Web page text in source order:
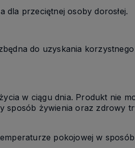
dla przeciętnej osoby dorosłej.
do uzyskania
w ciągu dnia. Produkt nie
sposób żywienia oraz zdrowy
pokojowej w sposób